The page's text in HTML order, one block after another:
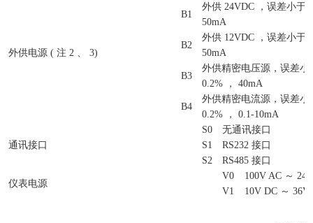
外供电源 ( 注 2 、 3)
B1
外供 24VDC ，误差小于
50mA
B2
外供 12VDC ，误差小于
50mA
B3
外供精密电压源，误差小
0.2% ， 40mA
B4
外供精密电流源，误差小
0.2% ， 0.1-10mA
通讯接口
S0
无通讯接口
S1
RS232 接口
S2
RS485 接口
仪表电源
V0
100V AC ～
V1
10V DC ～ 36V